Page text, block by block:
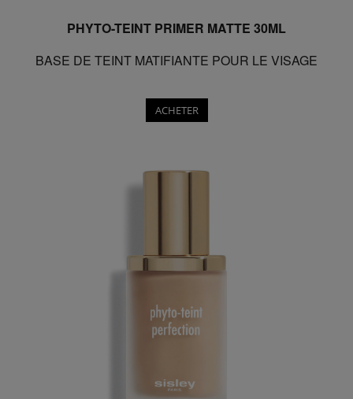
PHYTO-TEINT PRIMER MATTE 30ML
BASE DE TEINT MATIFIANTE POUR LE VISAGE
ACHETER